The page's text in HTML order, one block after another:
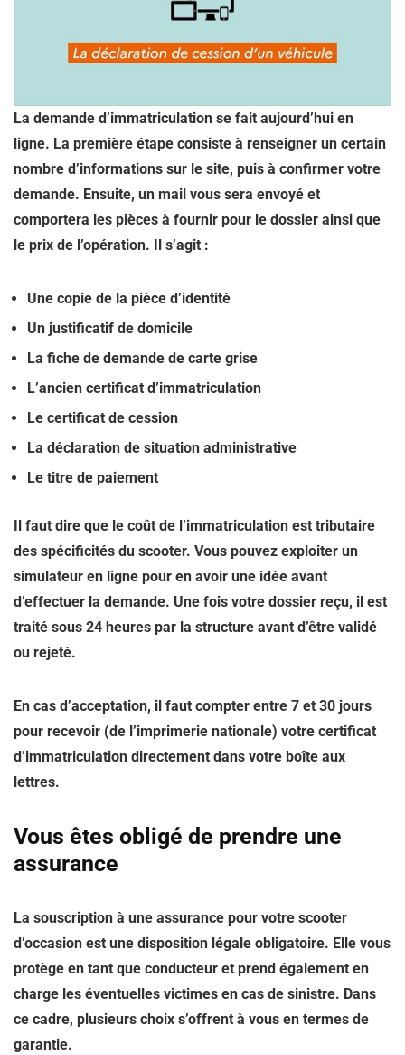
La demande d’immatriculation se fait aujourd’hui en
ligne. La première étape consiste à renseigner un certain
nombre d’informations sur le site, puis à confirmer votre
demande. Ensuite, un mail vous sera envoyé et
comportera les pièces à fournir pour le dossier ainsi que
le prix de l’opération. Il s’agit :
Une copie de la pièce d’identité
Un justificatif de domicile
La fiche de demande de carte grise
L’ancien certificat d’immatriculation
Le certificat de cession
La déclaration de situation administrative
Le titre de paiement
Il faut dire que le coût de l’immatriculation est tributaire
des spécificités du scooter. Vous pouvez exploiter un
simulateur en ligne pour en avoir une idée avant
d’effectuer la demande. Une fois votre dossier reçu, il est
traité sous 24 heures par la structure avant d’être validé
ou rejeté.
En cas d’acceptation, il faut compter entre 7 et 30 jours
pour recevoir (de l’imprimerie nationale) votre certificat
d’immatriculation directement dans votre boîte aux
lettres.
Vous êtes obligé de prendre une
assurance
La souscription à une assurance pour votre scooter
d’occasion est une disposition légale obligatoire. Elle vous
protège en tant que conducteur et prend également en
charge les éventuelles victimes en cas de sinistre. Dans
ce cadre, plusieurs choix s’offrent à vous en termes de
garantie.